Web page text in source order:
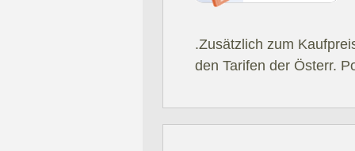
.Zusätzlich zum
den Tarifen der Österr.